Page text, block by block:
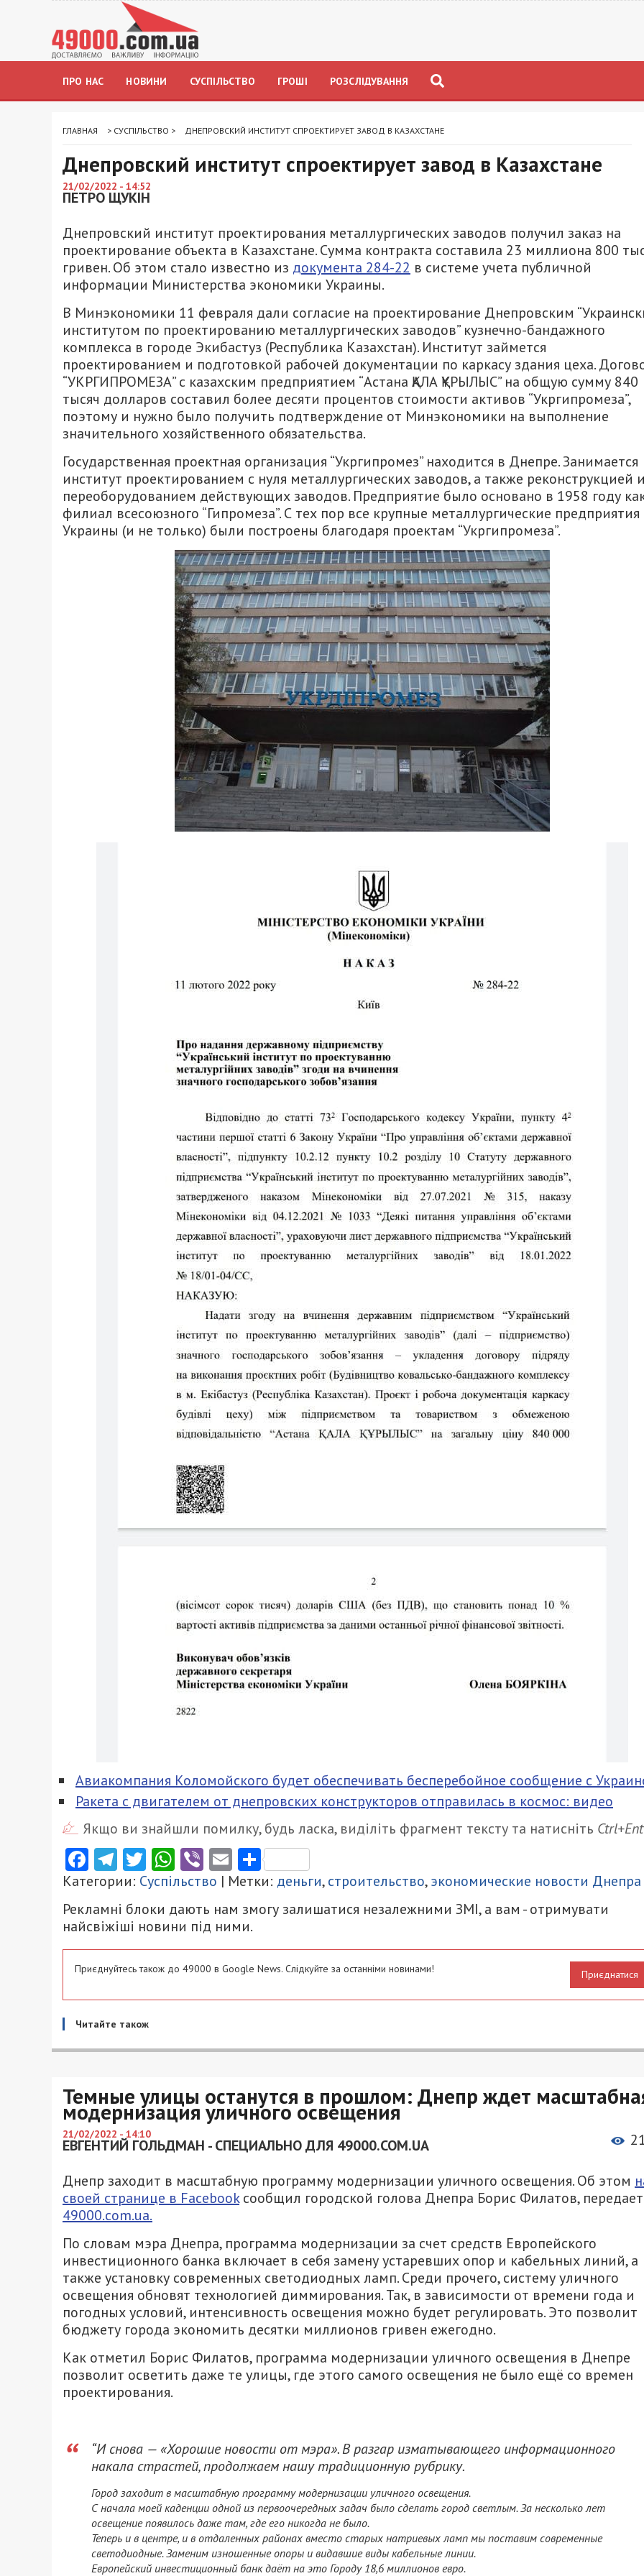
ПРО НАС НОВИНИ СУСПІЛЬСТВО ГРОШІ РОЗСЛІДУВАННЯ
ГЛАВНАЯ > СУСПІЛЬСТВО > ДНЕПРОВСКИЙ ИНСТИТУТ СПРОЕКТИРУЕТ ЗАВОД В КАЗАХСТАНЕ
Днепровский институт спроектирует завод в Казахстане
21/02/2022 - 14:52
ПЕТРО ЩУКІН
Днепровский институт проектирования металлургических заводов получил заказ на
проектирование объекта в Казахстане. Сумма контракта составила 23 миллиона 800
гривен. Об этом стало известно из документа 284-22 в системе учета публичной
информации Министерства экономики Украины.
В Минэкономики 11 февраля дали согласие на проектирование Днепровским
институтом по проектированию металлургических заводов” кузнечно-бандажного
комплекса в городе Экибастуз (Республика Казахстан). Институт займется
проектированием и подготовкой рабочей документации по каркасу здания цеха.
“УКРГИПРОМЕЗА” с казахским предприятием “Астана ҚАЛА ҚҰРЫЛЫС” на общую сумму 840
тысяч долларов составил более десяти процентов стоимости активов “Укргипромеза”,
поэтому и нужно было получить подтверждение от Минэкономики на выполнение
значительного хозяйственного обязательства.
Государственная проектная организация “Укргипромез” находится в Днепре. Занимается
институт проектированием с нуля металлургических заводов, а также реконструкцией и
переоборудованием действующих заводов. Предприятие было основано в 1958 году
филиал всесоюзного “Гипромеза”. С тех пор все крупные металлургические предприятия
Украины (и не только) были построены благодаря проектам “Укргипромеза”.
Авиакомпания Коломойского будет обеспечивать бесперебойное сообщение с
Ракета с двигателем от днепровских конструкторов отправилась в космос: видео
Якщо ви знайшли помилку, будь ласка, виділіть фрагмент тексту та натисніть
Facebook
Telegram
Twitter
WhatsApp
ViberEmailПоділитися
Категории: Суспільство | Метки: деньги,строительство,экономические новости Днепра
Рекламні блоки дають нам змогу залишатися незалежними ЗМІ, а вам - отримувати
найсвіжіші новини під ними.
Приєднуйтесь також до 49000 в Google News. Слідкуйте за останніми новинами! Приєднатися
Читайте також
Темные улицы останутся в прошлом: Днепр ждет
модернизация уличного освещения
21/02/2022 - 14:10
ЕВГЕНТИЙ ГОЛЬДМАН - СПЕЦИАЛЬНО ДЛЯ 49000.COM.UA
Днепр заходит в масштабную программу модернизации уличного освещения. Об этом
своей странице в Facebookсообщил городской голова Днепра Борис Филатов, передает
49000.com.ua.
По словам мэра Днепра, программа модернизации за счет средств Европейского
инвестиционного банка включает в себя замену устаревших опор и кабельных линий, а
также установку современных светодиодных ламп. Среди прочего, систему уличного
освещения обновят технологией диммирования. Так, в зависимости от времени года и
погодных условий, интенсивность освещения можно будет регулировать. Это позволит
бюджету города экономить десятки миллионов гривен ежегодно.
Как отметил Борис Филатов, программа модернизации уличного освещения в Днепре
позволит осветить даже те улицы, где этого самого освещения не было ещё со времен
проектирования.
“И снова — «Хорошие новости от мэра». В разгар изматывающего информационного
накала страстей, продолжаем нашу традиционную рубрику.
Город заходит в масштабную программу модернизации уличного освещения.
С начала моей каденции одной из первоочередных задач было сделать город светлым. За несколько лет
освещение появилось даже там, где его никогда не было.
Теперь и в центре, и в отдаленных районах вместо старых натриевых ламп мы поставим современные
светодиодные. Заменим изношенные опоры и видавшие виды кабельные линии.
Европейский инвестиционный банк даёт на это Городу 18,6 миллионов евро.